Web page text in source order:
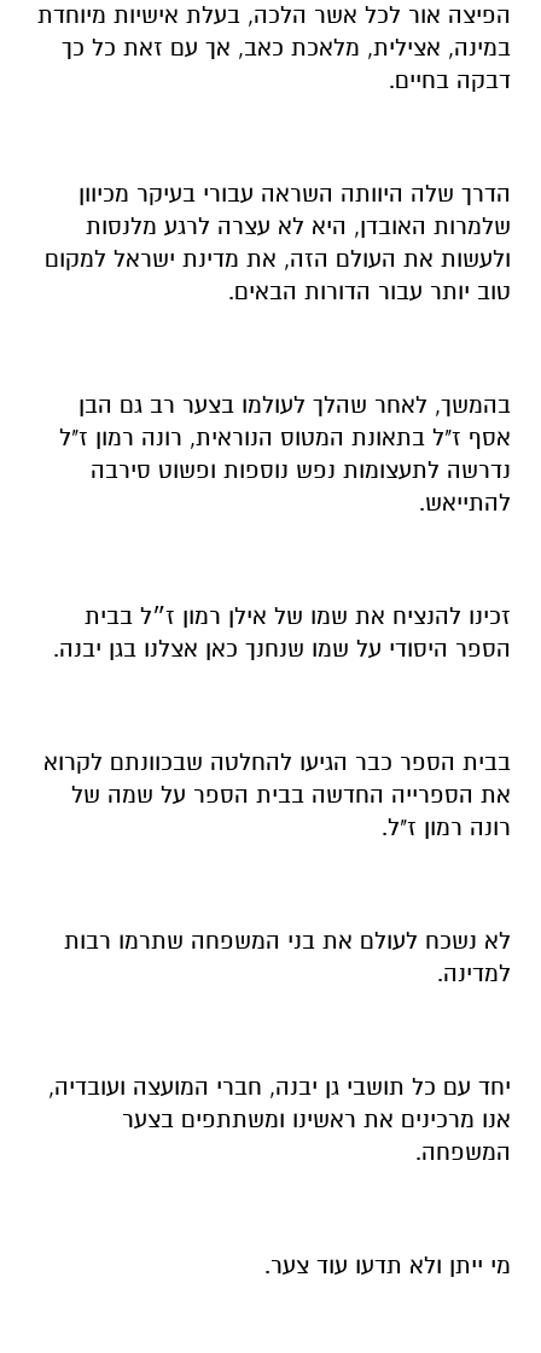
הפיצה אור לכל אשר הלכה, בעלת אישיות מיוחדת
במינה, אצילית, מלאכת כאב, אך עם זאת כל כך
דבקה בחיים.
הדרך שלה היוותה השראה עבורי בעיקר מכיוון
שלמרות האובדן, היא לא עצרה לרגע מלנסות
ולעשות את העולם הזה, את מדינת ישראל למקום
טוב יותר עבור הדורות הבאים.
בהמשך, לאחר שהלך לעולמו בצער רב גם הבן
אסף ז"ל בתאונת המטוס הנוראית, רונה רמון ז"ל
נדרשה לתעצומות נפש נוספות ופשוט סירבה
להתייאש.
זכינו להנציח את שמו של אילן רמון ז״ל בבית
הספר היסודי על שמו שנחנך כאן אצלנו בגן יבנה.
בבית הספר כבר הגיעו להחלטה שבכוונתם לקרוא
את הספרייה החדשה בבית הספר על שמה של
רונה רמון ז"ל.
לא נשכח לעולם את בני המשפחה שתרמו רבות
למדינה.
יחד עם כל תושבי גן יבנה, חברי המועצה ועובדיה,
אנו מרכינים את ראשינו ומשתתפים בצער
המשפחה.
מי ייתן ולא תדעו עוד צער.